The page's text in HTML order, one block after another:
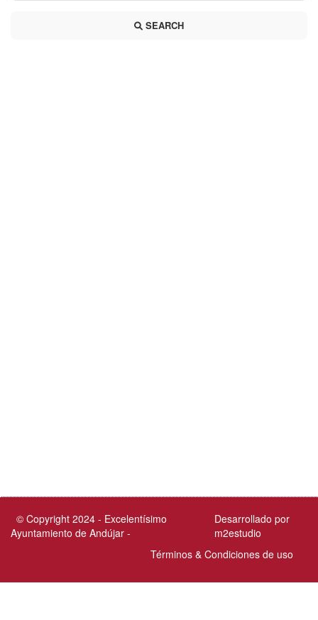
SEARCH
Desarrollado por
m2estudio
© Copyright 2024 - Excelentísimo
Ayuntamiento de Andújar -
Términos & Condiciones de uso